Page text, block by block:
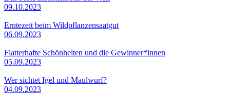
09.10.2023
Erntezeit beim Wildpflanzensaatgut
06.09.2023
Flatterhafte Schönheiten und die Gewinner*innen
05.09.2023
Wer sichtet Igel und Maulwurf?
04.09.2023